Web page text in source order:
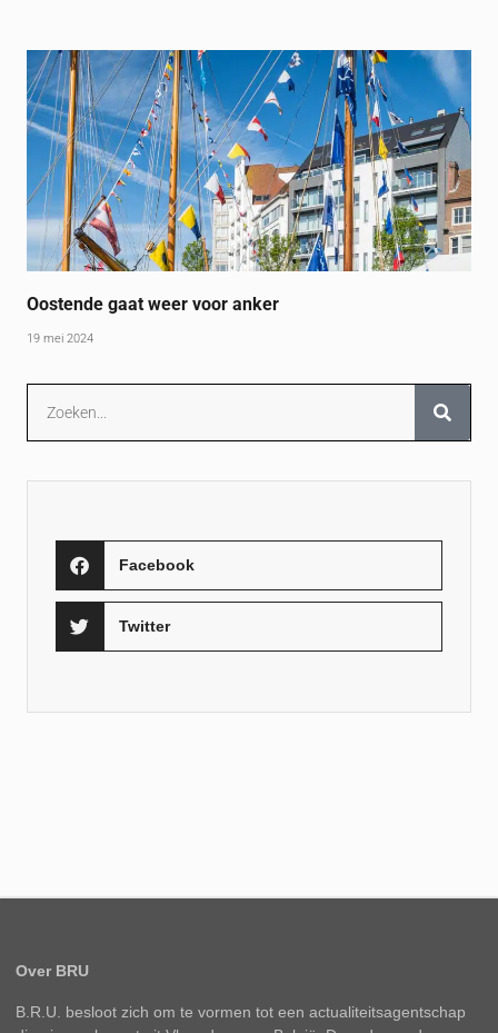
Oostende gaat weer voor anker
19 mei 2024
Facebook
Twitter
Over BRU
B.R.U. besloot zich om te vormen tot een actualiteitsagentschap